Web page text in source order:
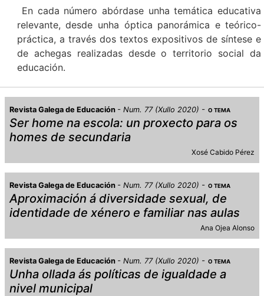
En cada número abórdase unha temática educativa
relevante, desde unha óptica panorámica e teórico-
práctica, a través dos textos expositivos de síntese e
de achegas realizadas desde o territorio social da
educación.
Revista Galega de Educación Num. 77 (Xullo 2020) O TEMA
Ser home na escola: un proxecto para os
homes de secundaria
Xosé Cabido Pérez
Revista Galega de Educación Num. 77 (Xullo 2020) O TEMA
Aproximación á diversidade sexual, de
identidade de xénero e familiar nas aulas
Ana Ojea Alonso
Revista Galega de Educación Num. 77 (Xullo 2020) O TEMA
Unha ollada ás políticas de igualdade a
nivel municipal